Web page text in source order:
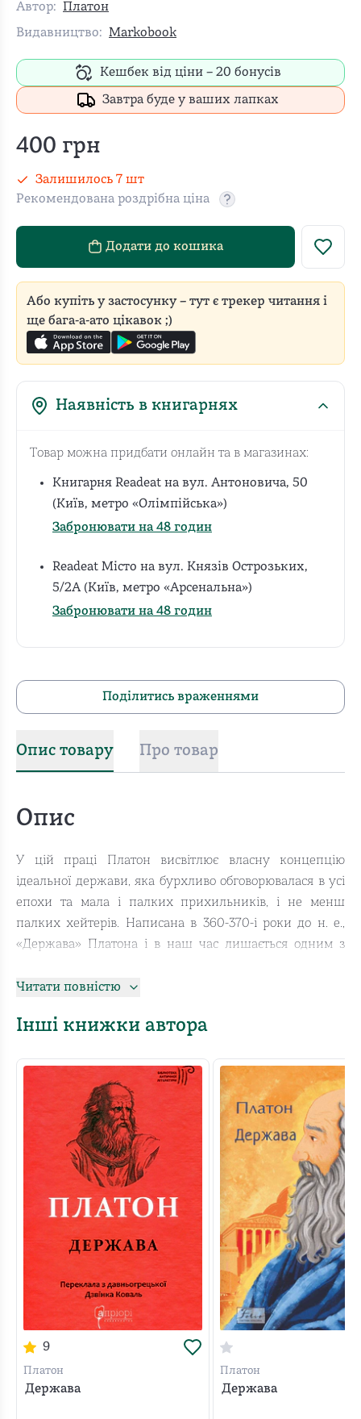
Автор:
Платон
Видавництво: Markobook
Кешбек від ціни – 20 бонусів
Завтра буде у ваших лапках
400 грн
Залишилось 7 шт
Рекомендована роздрібна ціна
Додати до кошика
Або купіть у застосунку – тут є трекер читання і
ще бага-а-ато цікавок ;)
Наявність в книгарнях
Товар можна придбати онлайн та в магазинах:
Книгарня Readeat на вул. Антоновича, 50
(Київ, метро «Олімпійська»)
Забронювати на 48 годин
Readeat Місто на вул. Князів Острозьких,
5/2А (Київ, метро «Арсенальна»)
Забронювати на 48 годин
Поділитись враженнями
Опис товару Про товар
Опис
У цій праці Платон висвітлює власну концепцію
ідеальної держави, яка бурхливо обговорювалася в усі
епохи та мала і палких прихильників, і не менш
палких хейтерів. Написана в 360-370-і роки до н. е.,
«Держава» Платона і в наш час лишається одним з
найсміливіших політичних трактатів у історії людства.
сьогодні є джерелом найрізноманітніших ідей і
Читати повністю
Інші книжки автора
9
Платон
Держава
Платон
Держава